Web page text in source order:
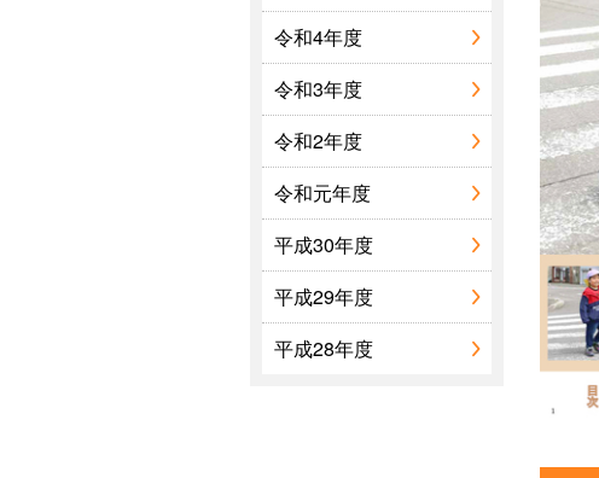
令和4年度
令和3年度
令和2年度
令和元年度
平成30年度
平成29年度
平成28年度